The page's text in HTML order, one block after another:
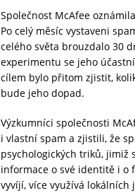
Společnost McAfee
Po celý měsíc vystaveni
celého světa brouzdalo 30
experimentu se jeho
cílem bylo přitom zjistit,
bude jeho dopad.
Výzkumníci společnosti
i vlastní spam a zjistili, že
psychologických triků, jimiž
informace o své identitě i o
vyvíjí, více využívá